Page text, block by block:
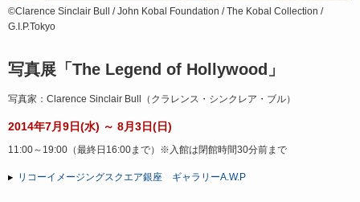
©Clarence Sinclair Bull / John Kobal Foundation / The Kobal Collection /
G.I.P.Tokyo
写真展「The Legend of Hollywood」
写真家：Clarence Sinclair Bull（クラレンス・シンクレア・ブル）
2014年7月9日(水) ～ 8月3日(日)
11:00～19:00（最終日16:00まで）※入館は閉館時間30分前まで
リコーイメージングスクエア銀座 ギャラリーA.W.P